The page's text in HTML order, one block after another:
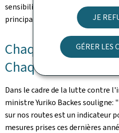
JE
GÉRER LES
sensibilisation, mais également
principales d'accidents graves et
Chaque décès en
Chaque accident
Dans le cadre de la lutte contre
ministre Yuriko Backes souligne:
sur nos routes est un indicateur
mesures prises ces dernières